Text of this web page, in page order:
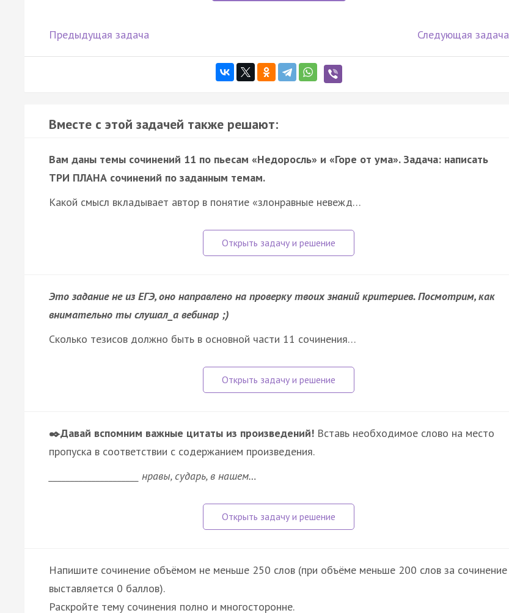
Предыдущая задача Следующая задача
Вместе с этой задачей также решают:
Вам даны темы сочинений 11 по пьесам «Недоросль» и «Горе от ума». Задача: написать
ТРИ ПЛАНА сочинений по заданным темам.
Какой смысл вкладывает автор в понятие «злонравные невежд…
Это задание не из ЕГЭ, оно направлено на проверку твоих знаний критериев. Посмотрим, как
внимательно ты слушал_а вебинар ;)
Сколько тезисов должно быть в основной части 11 сочинения…
✒️Давай вспомним важные цитаты из произведений! Вставь необходимое слово на место
пропуска в соответствии с содержанием произведения.
_____________________ нравы, сударь, в нашем…
Напишите сочинение объёмом не меньше 250 слов (при объёме меньше 200 слов за сочинение
выставляется 0 баллов).
Раскройте тему сочинения полно и многосторонне.